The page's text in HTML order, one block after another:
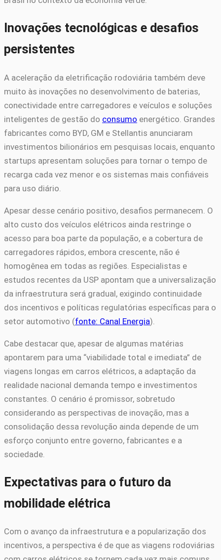
Inovações tecnológicas e desafios
persistentes
A aceleração da eletrificação rodoviária também deve
muito às inovações no desenvolvimento de baterias,
conectividade entre carregadores e veículos e soluções
inteligentes de gestão do consumo energético. Grandes
fabricantes como BYD, GM e Stellantis anunciaram
investimentos bilionários em pesquisas locais, enquanto
startups apresentam soluções para tornar o tempo de
recarga cada vez menor e os sistemas mais confiáveis
para uso diário.
Apesar desse cenário positivo, desafios permanecem. O
alto custo dos veículos elétricos ainda restringe o
acesso para boa parte da população, e a cobertura de
carregadores rápidos, embora crescente, não é
homogênea em todas as regiões. Especialistas e
estudos recentes da USP apontam que a universalização
da infraestrutura será gradual, exigindo continuidade
dos incentivos e políticas regulatórias específicas para o
setor automotivo (fonte: Canal Energia).
Cabe destacar que, apesar de algumas matérias
apontarem para uma “viabilidade total e imediata” de
viagens longas em carros elétricos, a adaptação da
realidade nacional demanda tempo e investimentos
constantes. O cenário é promissor, sobretudo
considerando as perspectivas de inovação, mas a
consolidação dessa revolução ainda depende de um
esforço conjunto entre governo, fabricantes e a
sociedade.
Expectativas para o futuro da
mobilidade elétrica
Com o avanço da infraestrutura e a popularização dos
incentivos, a perspectiva é de que as viagens rodoviárias